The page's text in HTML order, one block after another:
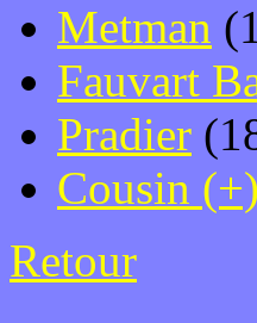
Metman
Fauvart
Pradier
Cousin (+)
Retour